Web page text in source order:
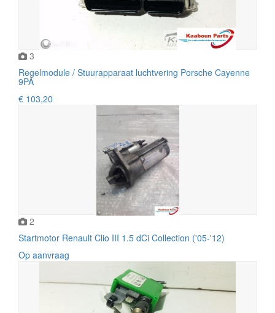
3
Regelmodule / Stuurapparaat luchtvering Porsche Cayenne
9PA
€ 103,20
2
Startmotor Renault Clio III 1.5 dCi Collection ('05-'12)
Op aanvraag